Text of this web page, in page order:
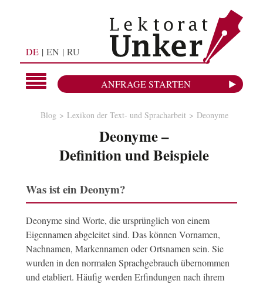
DE EN RU
ANFRAGE STARTEN
Blog Lexikon der Text- und Spracharbeit Deonyme
Deonyme –
Definition und Beispiele
Was ist ein Deonym?
Deonyme sind Worte, die ursprünglich von einem
Eigennamen abgeleitet sind. Das können Vornamen,
Nachnamen, Markennamen oder Ortsnamen sein. Sie
wurden in den normalen Sprachgebrauch übernommen
und etabliert. Häufig werden Erfindungen nach ihrem